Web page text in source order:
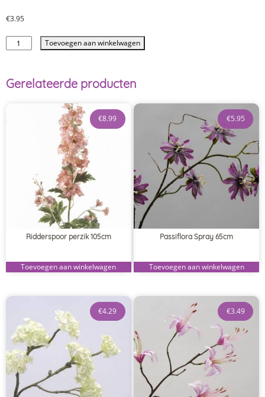
€3.95
Toevoegen aan winkelwagen
Gerelateerde producten
Ridderspoor perzik 105cm
€8.99
Toevoegen aan winkelwagen
Passiflora Spray 65cm
€5.95
Toevoegen aan winkelwagen
€4.29 €3.49